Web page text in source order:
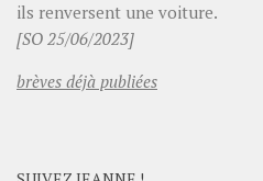
ils renversent une voiture.
[SO 25/06/2023]
brèves déjà publiées